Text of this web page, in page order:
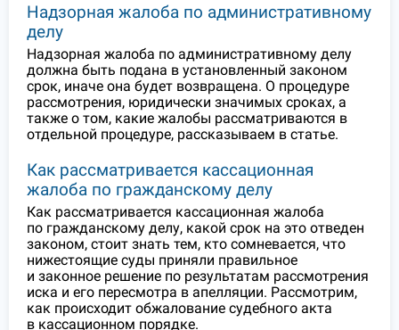
Надзорная жалоба по административному
делу
Надзорная жалоба по административному делу
должна быть подана в установленный законом
срок, иначе она будет возвращена. О процедуре
рассмотрения, юридически значимых сроках, а
также о том, какие жалобы рассматриваются в
отдельной процедуре, рассказываем в статье.
Как рассматривается кассационная
жалоба по гражданскому делу
Как рассматривается кассационная жалоба
по гражданскому делу, какой срок на это отведен
законом, стоит знать тем, кто сомневается, что
нижестоящие суды приняли правильное
и законное решение по результатам рассмотрения
иска и его пересмотра в апелляции. Рассмотрим,
как происходит обжалование судебного акта
в кассационном порядке.